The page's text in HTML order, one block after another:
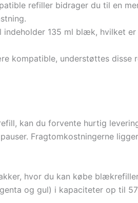
refiller bidrager du til en
indeholder 135 ml blæk, hvilket
kompatible, understøttes
kan du forvente hurtig
Fragtomkostningerne
hvor du kan købe
og gul) i kapaciteter op til